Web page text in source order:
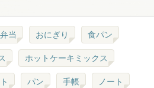
当 おにぎり 食パン
ホットケーキミックス
パン 手帳 ノート